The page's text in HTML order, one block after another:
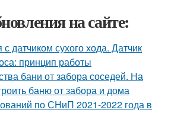
на сайте:
датчиком сухого хода. Датчик
принцип работы
бани от забора соседей. На
баню от забора и дома
по СНиП 2021-2022 года в